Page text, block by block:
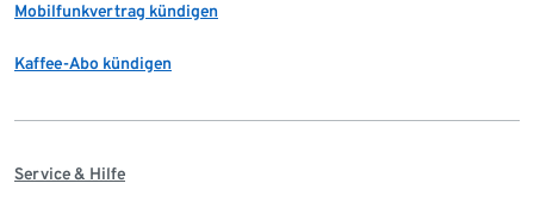
Mobilfunkvertrag kündigen
Kaffee-Abo kündigen
Service & Hilfe